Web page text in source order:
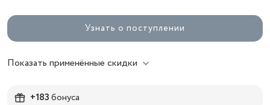
Узнать о поступлении
Показать применённые скидки
+183бонуса